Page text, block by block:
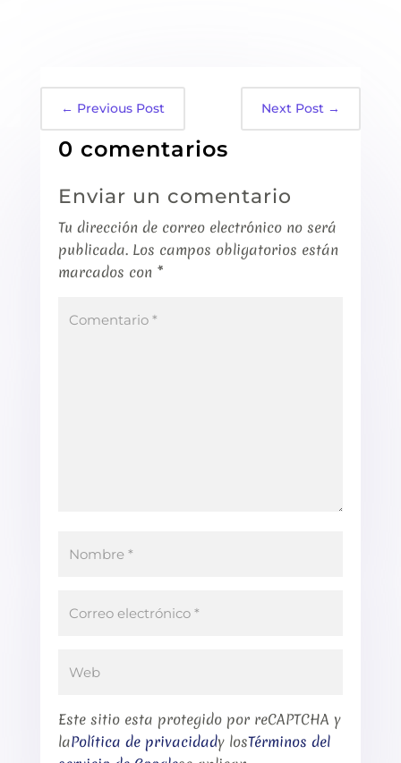
← Previous Post Next Post →
0 comentarios
Enviar un comentario
Tu dirección de correo electrónico no será
publicada. Los campos obligatorios están
marcados con *
Este sitio esta protegido por reCAPTCHA y
laPolítica de privacidady losTérminos del